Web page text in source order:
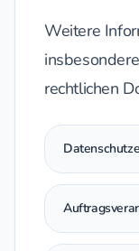
Weitere
rechtlichen